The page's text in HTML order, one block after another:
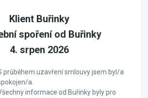
Klient Buřinky
spoření od Buřinky
4. srpen 2026
průběhem uzavření smlouvy jsem byl/a
a.
informace od Buřinky byly pro